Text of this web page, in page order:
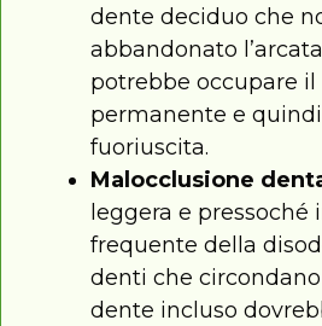
dente deciduo che
abbandonato
potrebbe occupare
permanente e
fuoriuscita.
Malocclusione
leggera e pressoché
frequente della
denti che circondano
dente incluso